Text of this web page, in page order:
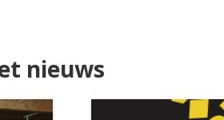
nieuws